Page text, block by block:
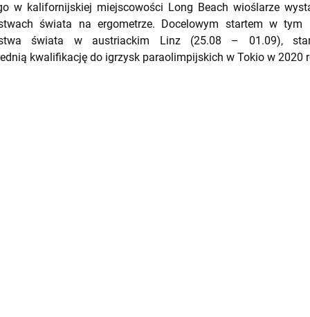
w kalifornijskiej miejscowości Long Beach wioślarze
świata na ergometrze. Docelowym startem w tym
świata w austriackim Linz (25.08 – 01.09),
kwalifikację do igrzysk paraolimpijskich w Tokio w 2020